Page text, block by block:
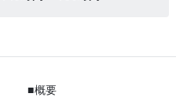
■概要